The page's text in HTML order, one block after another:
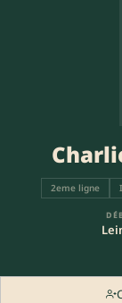
2eme ligne